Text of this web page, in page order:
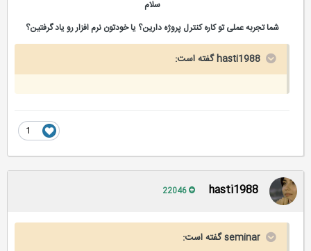
سلام
شما تجربه عملی تو کاره کنترل پروژه دارین؟ یا خودتون نرم افزار رو یاد گرفتین؟
hasti1988 گفته است:
hasti1988
seminar گفته است: